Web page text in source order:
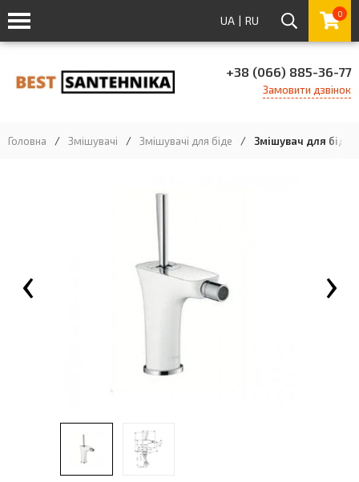
UA | RU 0
+38 (066) 885-36-77
Замовити дзвінок
Головна / Змішувачі / Змішувачі для біде / Змішувач для біде
‹ ›